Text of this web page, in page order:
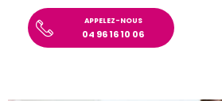
APPELEZ-NOUS
04 96 16 10 06